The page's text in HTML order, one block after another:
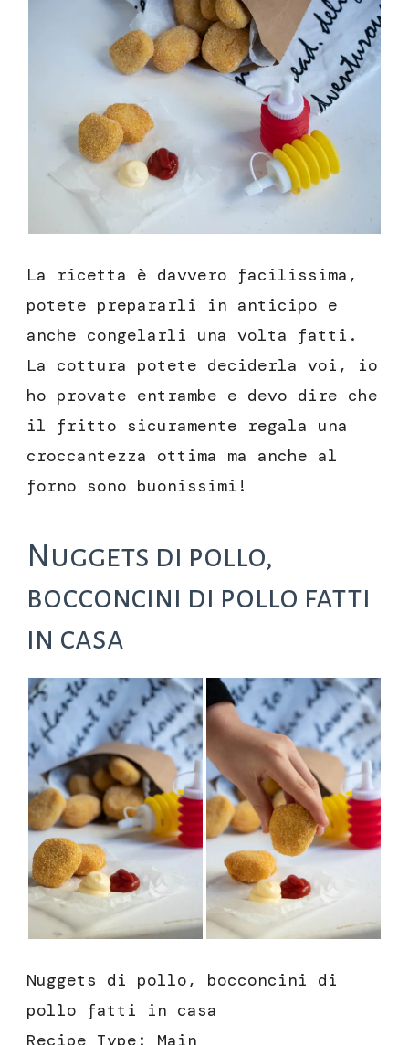
La ricetta è davvero facilissima,
potete prepararli in anticipo e
anche congelarli una volta fatti.
La cottura potete deciderla voi, io
ho provate entrambe e devo dire che
il fritto sicuramente regala una
croccantezza ottima ma anche al
forno sono buonissimi!
Nuggets di pollo,
bocconcini di pollo fatti
in casa
Nuggets di pollo, bocconcini di
pollo fatti in casa